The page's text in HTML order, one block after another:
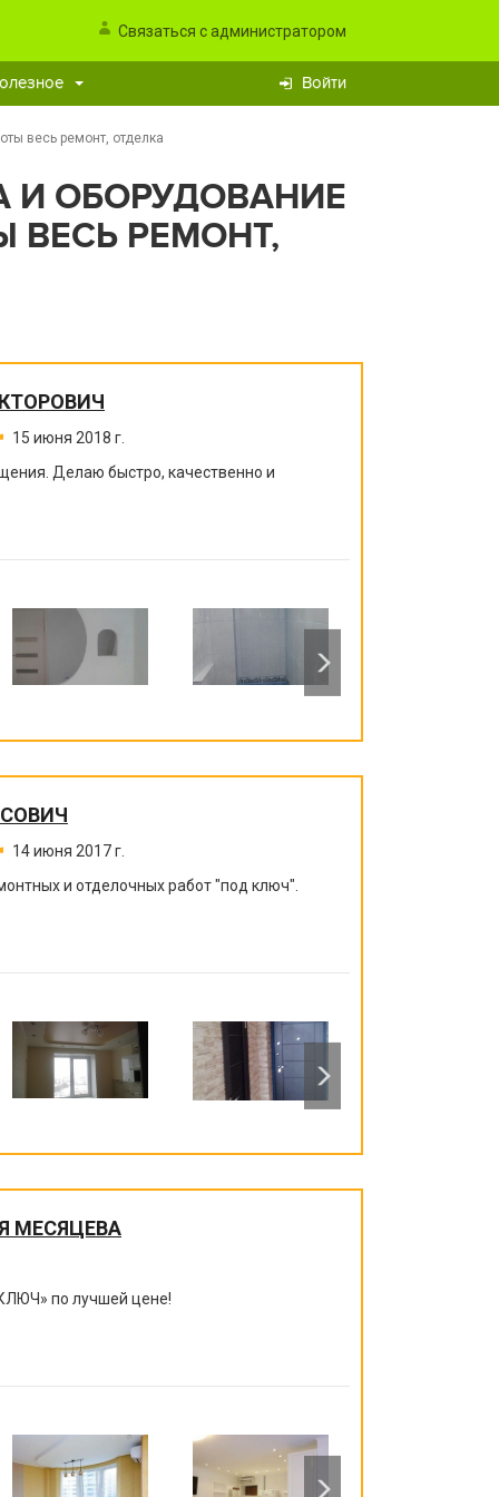
Связаться с администратором
Войти
весь ремонт, отделка
И ОБОРУДОВАНИЕ
ВЕСЬ РЕМОНТ,
15 июня 2018 г.
Делаю быстро, качественно и
14 июня 2017 г.
и отделочных работ "под ключ".
МЕСЯЦЕВА
» по лучшей цене!